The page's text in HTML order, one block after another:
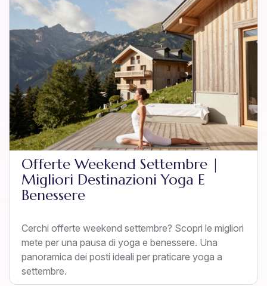
Offerte Weekend Settembre |
Migliori Destinazioni Yoga E
Benessere
Cerchi offerte weekend settembre? Scopri le migliori
mete per una pausa di yoga e benessere. Una
panoramica dei posti ideali per praticare yoga a
settembre.